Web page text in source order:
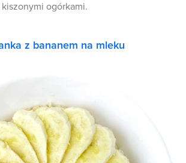
ogórkami.
z bananem na mleku